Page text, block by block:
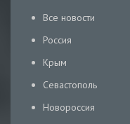
Все новости
Россия
Крым
Севастополь
Новороссия